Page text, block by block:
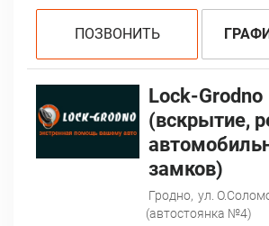
ПОЗВОНИТЬ
Lock-Grodno
(вскрытие,
замков)
Гродно, ул.
(автостоянка №4)